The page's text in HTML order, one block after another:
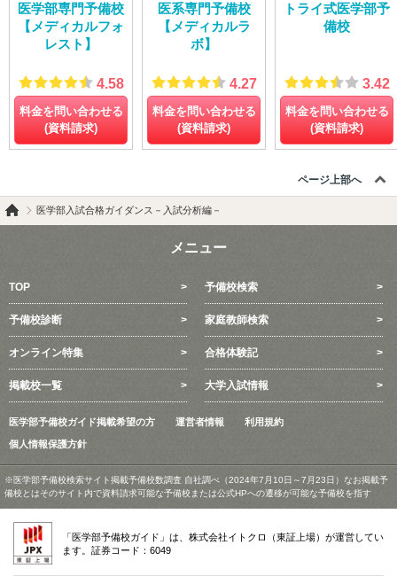
医学部専門予備校
【メディカルフォ
レスト】
4.58
料金を問い合わせる
(資料請求)
医系専門予備校
【メディカルラ
ボ】
4.27
料金を問い合わせる
(資料請求)
トライ式医学部予
備校
3.42
料金を問い合わせる
(資料請求)
ページ上部へ
医学部入試合格ガイダンス－入試分析編－
メニュー
TOP 予備校検索
予備校診断 家庭教師検索
オンライン特集 合格体験記
掲載校一覧 大学入試情報
医学部予備校ガイド掲載希望の方 運営者情報 利用規約
個人情報保護方針
※医学部予備校検索サイト掲載予備校数調査 自社調べ（2024年7月10日～7月23日）なお掲載予
備校とはそのサイト内で資料請求可能な予備校または公式HPへの遷移が可能な予備校を指す
「医学部予備校ガイド」は、株式会社イトクロ（東証上場）が運営してい
ます。証券コード：6049